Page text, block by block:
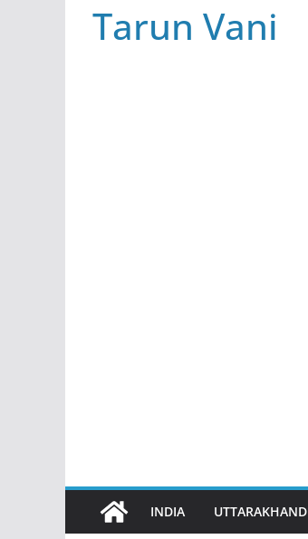
Tarun Vani
INDIA UTTARAKHAND